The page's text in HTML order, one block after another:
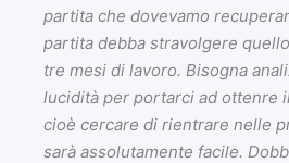
partita che dovevamo
partita debba stravolgere
tre mesi di lavoro. Bisogna
lucidità per portarci ad ottenre
cioè cercare di rientrare nelle
sarà assolutamente facile.